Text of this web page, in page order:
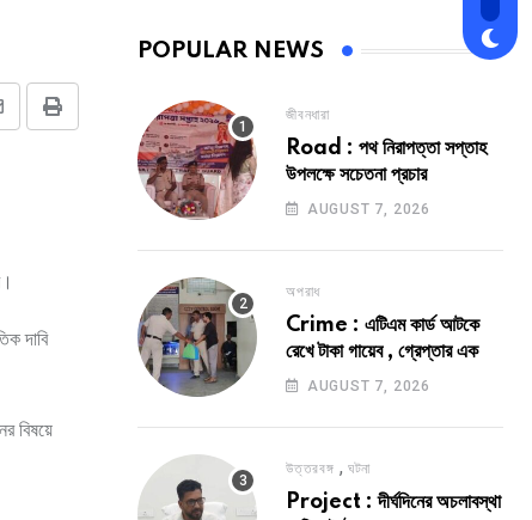
Print
দাবি
বিষয়ে
POPULAR NEWS
জীবনধারা
Road : পথ নিরাপত্তা সপ্তাহ
উপলক্ষে সচেতনা প্রচার
AUGUST 7, 2026
অপরাধ
Crime : এটিএম কার্ড আটকে
রেখে টাকা গায়েব , গ্রেপ্তার এক
AUGUST 7, 2026
উত্তরবঙ্গ , ঘটনা
Project : দীর্ঘদিনের অচলাবস্থা